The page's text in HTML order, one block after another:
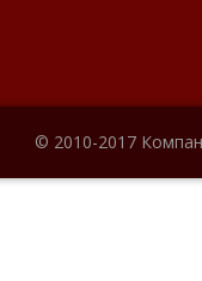
© 2010-2017